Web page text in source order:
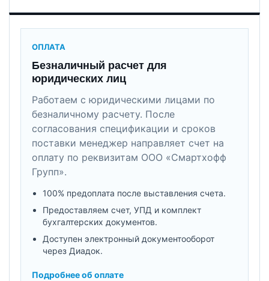
ОПЛАТА
Безналичный расчет для
юридических лиц
Работаем с юридическими лицами по
безналичному расчету. После
согласования спецификации и сроков
поставки менеджер направляет счет на
оплату по реквизитам ООО «Смартхофф
Групп».
100% предоплата после выставления счета.
Предоставляем счет, УПД и комплект
бухгалтерских документов.
Доступен электронный документооборот
через Диадок.
Подробнее об оплате